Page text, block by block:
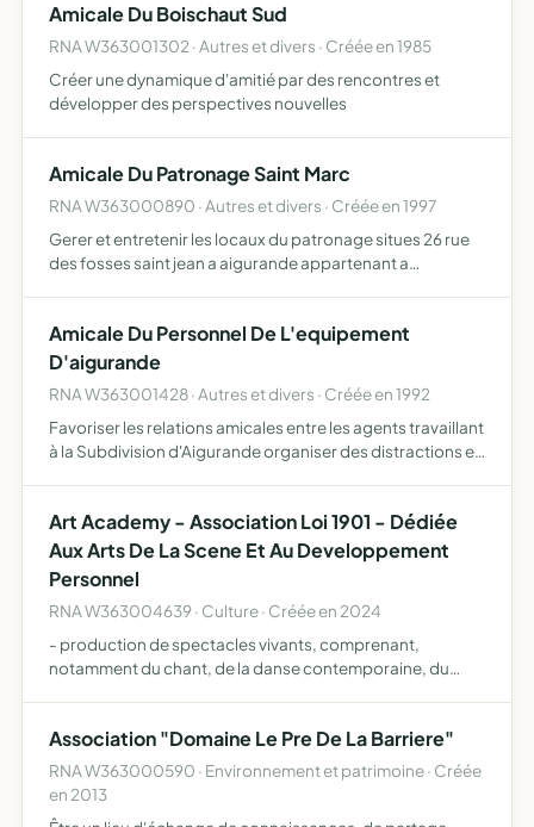
Amicale Du Boischaut Sud
RNA W363001302 · Autres et divers · Créée en 1985
Créer une dynamique d'amitié par des rencontres et
développer des perspectives nouvelles
Amicale Du Patronage Saint Marc
RNA W363000890 · Autres et divers · Créée en 1997
Gerer et entretenir les locaux du patronage situes 26 rue
des fosses saint jean a aigurande appartenant a
Amicale Du Personnel De L'equipement
D'aigurande
RNA W363001428 · Autres et divers · Créée en 1992
Favoriser les relations amicales entre les agents travaillant
à la Subdivision d'Aigurande organiser des distractions et
Art Academy - Association Loi 1901 - Dédiée
Aux Arts De La Scene Et Au Developpement
Personnel
RNA W363004639 · Culture · Créée en 2024
- production de spectacles vivants, comprenant,
notamment du chant, de la danse contemporaine, du
spectacles, - diffusion …
Association "Domaine Le Pre De La Barriere"
RNA W363000590 · Environnement et patrimoine · Créée
en 2013